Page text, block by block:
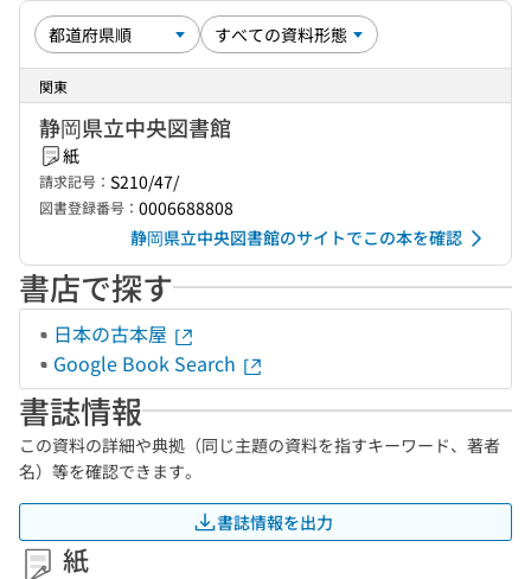
関東
静岡県立中央図書館
紙
請求記号： S210/47/
図書登録番号： 0006688808
静岡県立中央図書館のサイトでこの本を確認
書店で探す
日本の古本屋
Google Book Search
書誌情報
この資料の詳細や典拠（同じ主題の資料を指すキーワード、著者
名）等を確認できます。
書誌情報を出力
紙